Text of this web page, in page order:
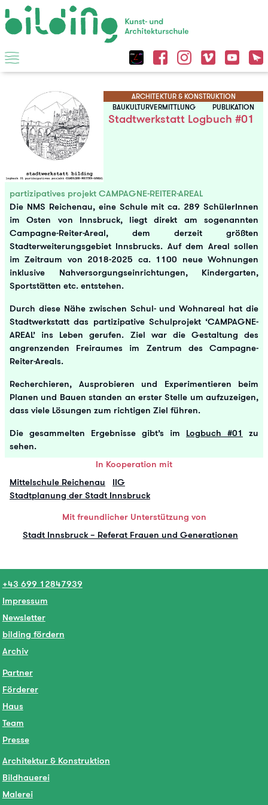
ARCHITEKTUR & KONSTRUKTION
BAUKULTURVERMITTLUNG
PUBLIKATION
Stadtwerkstatt Logbuch #01
partizipatives projekt CAMPAGNE-REITER-AREAL
Die NMS Reichenau, eine Schule mit ca. 289 SchülerInnen
im Osten von Innsbruck, liegt direkt am sogenannten
Campagne-Reiter-Areal, dem derzeit größten
Stadterweiterungsgebiet Innsbrucks. Auf dem Areal sollen
im Zeitraum von 2018-2025 ca. 1100 neue Wohnungen
inklusive Nahversorgungseinrichtungen, Kindergarten,
Sportstätten etc. entstehen.
Durch diese Nähe zwischen Schul- und Wohnareal hat die
Stadtwerkstatt das partizipative Schulprojekt ‘CAMPAGNE-
AREAL’ ins Leben gerufen. Ziel war die Gestaltung des
angrenzenden Freiraumes im Zentrum des Campagne-
Reiter-Areals.
Recherchieren, Ausprobieren und Experimentieren beim
Planen und Bauen standen an erster Stelle um aufzuzeigen,
dass viele Lösungen zum richtigen Ziel führen.
Die gesammelten Ergebnisse gibt’s im Logbuch #01
zu
sehen.
In Kooperation mit
Mittelschule Reichenau
IIG
Stadtplanung der Stadt Innsbruck
Mit freundlicher Unterstützung von
Stadt Innsbruck – Referat Frauen und Generationen
+43 699 12847939
Impressum
Newsletter
bilding fördern
Archiv
Partner
Förderer
Haus
Team
Presse
Architektur & Konstruktion
Bildhauerei
Malerei